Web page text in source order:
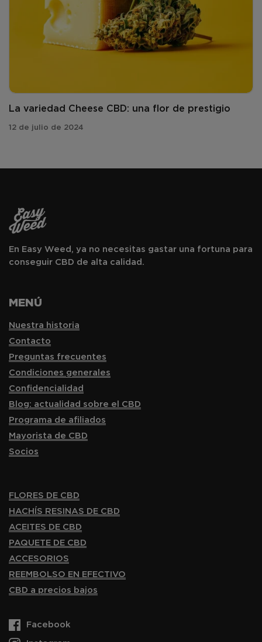
La variedad Cheese CBD: una flor de prestigio
12 de julio de 2024
En Easy Weed, ya no necesitas gastar una fortuna para
conseguir CBD de alta calidad.
MENÚ
Nuestra historia
Contacto
Preguntas frecuentes
Condiciones generales
Confidencialidad
Blog: actualidad sobre el CBD
Programa de afiliados
Mayorista de CBD
Socios
FLORES DE CBD
HACHÍS RESINAS DE CBD
ACEITES DE CBD
PAQUETE DE CBD
ACCESORIOS
REEMBOLSO EN EFECTIVO
CBD a precios bajos
Facebook